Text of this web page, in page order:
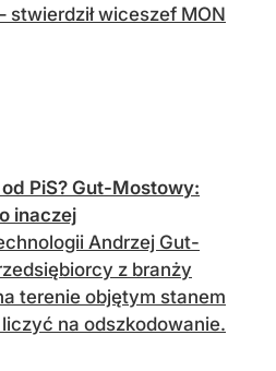
stwierdził wiceszef MON
PiS? Gut-Mostowy:
inaczej
Andrzej Gut-
z branży
terenie objętym stanem
na odszkodowanie.